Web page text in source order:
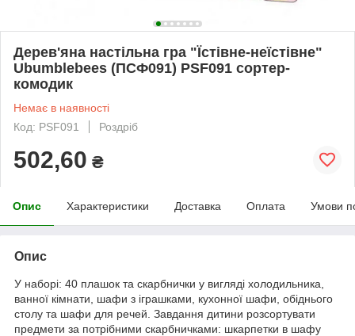
Дерев'яна настільна гра "Їстівне-неїстівне"
Ubumblebees (ПСФ091) PSF091 сортер-
комодик
Немає в наявності
Код: PSF091
Роздріб
502,60 ₴
Опис Характеристики Доставка Оплата Умови
Опис
У наборі: 40 плашок та скарбнички у вигляді холодильника,
ванної кімнати, шафи з іграшками, кухонної шафи, обіднього
столу та шафи для речей. Завдання дитини розсортувати
предмети за потрібними скарбничками: шкарпетки в шафу